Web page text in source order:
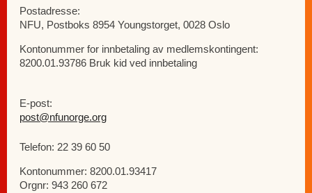
Postadresse:
NFU, Postboks 8954 Youngstorget, 0028 Oslo
Kontonummer for innbetaling av medlemskontingent:
8200.01.93786 Bruk kid ved innbetaling
E-post:
post@nfunorge.org
Telefon: 22 39 60 50
Kontonummer: 8200.01.93417
Orgnr: 943 260 672